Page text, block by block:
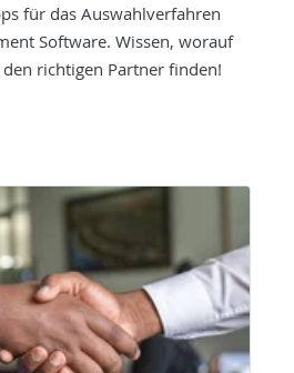
für das Auswahlverfahren
Software. Wissen, worauf
richtigen Partner finden!